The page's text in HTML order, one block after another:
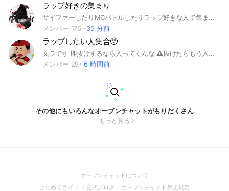
ラップ好きの集まり
サイファーしたりMCバトルしたりラップ好きな人で集まりましょ！ラップしないけど聞く人も参加してくださいみんなで好きな曲など共有したりしましょ！
メンバー 176
35 分前
ラップしたい人集合🥺
文ラです 即抜けするなら入ってくんな ⚠️抜けたらもう入ってくる事出来ません注意してください⚠️ 初心者大歓迎！！管理人も最近始めたばっかりの初心者です！みんなで強くなっていきましょう！その他の雑談もOK!!#ラップバトル#初心者#プロ#文面バトル#雑談#韻#ピラフ星人#メイフォー#ミメイ#よんろく#9for#天涯孤独の民#テトリス#即興#ラッパー#大会#晋平太#鎮座DOPENESS#レッドアイ
メンバー 29
6 時間前
その他にもいろんなオープンチャットがもりだくさん
もっと見る
オープンチャットについて
in
はじめてガイド (Open
公式ブログ (Open
オープンチャット禁止規定(Open